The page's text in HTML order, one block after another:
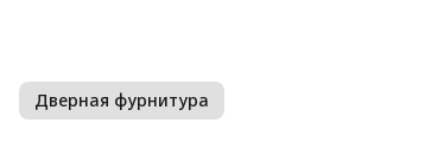
Дверная фурнитура